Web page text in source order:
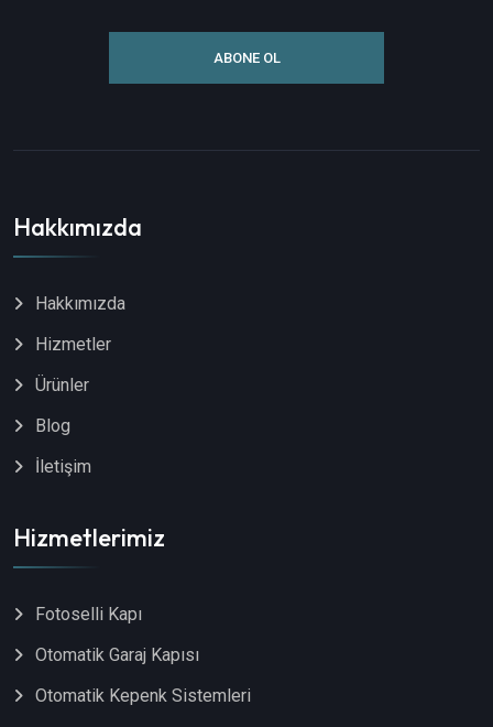
ABONE OL
Hakkımızda
Hakkımızda
Hizmetler
Ürünler
Blog
İletişim
Hizmetlerimiz
Fotoselli Kapı
Otomatik Garaj Kapısı
Otomatik Kepenk Sistemleri